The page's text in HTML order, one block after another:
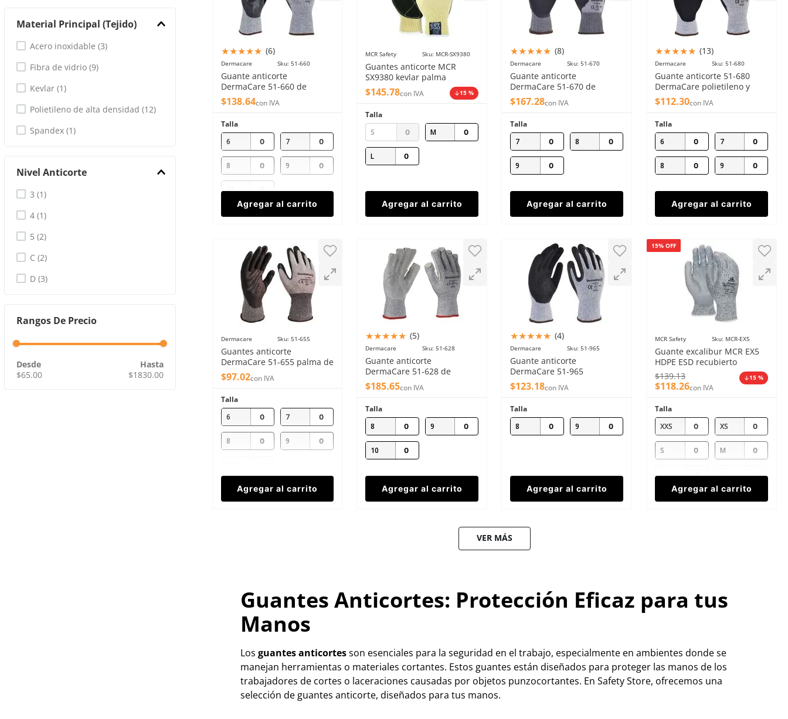
Material Principal (tejido)
Acero inoxidable (3)
Fibra de vidrio (9)
Kevlar (1)
Polietileno de alta densidad (12)
Spandex (1)
Nivel Anticorte
3 (1)
4 (1)
5 (2)
C (2)
D (3)
Rangos De Precio
$65.00 $1830.00
★★★★★ (6)
Dermacare Sku: 51-660
Guante anticorte
DermaCare 51-660 de
polietileno AD nivel C
$138.64con IVA
Talla
6
7
8 9
10
Agregar al carrito
MCR Safety Sku: MCR-SX9380
Guantes anticorte MCR
SX9380 kevlar palma
carnaza amarillos
$145.78con IVA 15 %
Talla
S
M
L
Agregar al carrito
★★★★★ (8)
Dermacare Sku: 51-670
Guante anticorte
DermaCare 51-670 de
polietileno nivel C
$167.28con IVA
Talla
7
8
9
Agregar al carrito
★★★★★ (13)
Dermacare Sku: 51-680
Guante anticorte 51-680
DermaCare polietileno y
fibra vidrio nivel C
$112.30con IVA
Talla
6
7
8 9
Agregar al carrito
Dermacare Sku: 51-655
Guantes anticorte
DermaCare 51-655 palma de
nitrilo +Plus 15g
$97.02con IVA
Talla
6
7
8 9
Agregar al carrito
★★★★★ (5)
Dermacare Sku: 51-628
Guante anticorte
DermaCare 51-628 de
polietileno nivel 5
$185.65con IVA
Talla
8
9
10
Agregar al carrito
★★★★★ (4)
Dermacare Sku: 51-965
Guante anticorte
DermaCare 51-965
polietileno y látex nivel C
$123.18con IVA
Talla
8
9
Agregar al carrito
15% OFF
MCR Safety Sku: MCR-EX5
Guante excalibur MCR EX5
HDPE ESD recubierto
anticorte D
$139.13
$118.26con IVA
15 %
Talla
XXS
XS
S M
L
XL
Agregar al carrito
VER MÁS
Guantes Anticortes: Protección Eficaz para tus
Manos
Los guantes anticortesson esenciales para la seguridad en el trabajo, especialmente en ambientes donde se
manejan herramientas o materiales cortantes. Estos guantes están diseñados para proteger las manos de los
trabajadores de cortes o laceraciones causadas por objetos punzocortantes. En Safety Store, ofrecemos una
selección de guantes anticorte, diseñados para tus manos.